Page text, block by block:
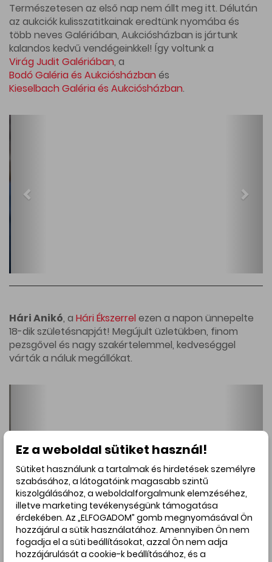
Természetesen az első nap nem állt meg itt. Délután
az aukciók kulisszatitkainak eredtünk nyomába és
több neves Galériában, Aukciósházban is jártunk
kalandos kedvű vendégeinkkel! Így voltunk a
Virág Judit Galériában, a
Bodó Galéria és Aukciósházban és
Kieselbach Galéria és Aukciósházban.
Hári Anikó, a Hári Ékszerrel ezen a napon ünnepelte
18-dik születésnapját! Megújult üzletükben, finom
pezsgővel és nagy szakértelemmel, kedveséggel
várták a náluk megállókat.
Ez a weboldal sütiket használ!
Sütiket használunk a tartalmak és hirdetések személyre
szabásához, a látogatóink magasabb szintű
kiszolgálásához, a weboldalforgalmunk elemzéséhez,
illetve marketing tevékenységünk támogatása
érdekében. Az „ELFOGADOM” gomb megnyomásával Ön
hozzájárul a sütik használatához. Amennyiben Ön nem
fogadja el a süti beállításokat, azzal Ön nem adja
hozzájárulását a cookie-k beállításához, és a